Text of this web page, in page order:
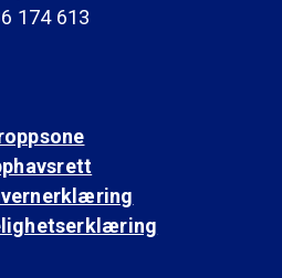
174 613